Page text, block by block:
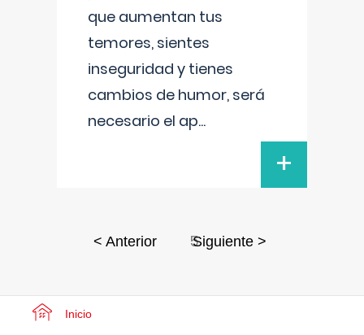
que aumentan tus
temores, sientes
inseguridad y tienes
cambios de humor, será
necesario el ap...
+
< Anterior 5
Siguiente >
Inicio